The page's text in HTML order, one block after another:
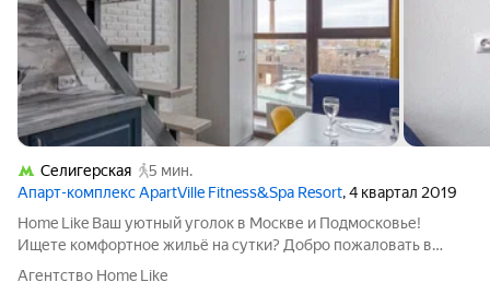
Селигерская
5 мин.
Апарт-комплекс ApartVille Fitness&Spa Resort, 4 квартал 2019
Home Like Ваш уютный уголок в Москве и Подмосковье!
Ищете комфортное жильё на сутки? Добро пожаловать в
Home Like ваш надёжный партнёр в мире посуточной аренды!
Агентство Home Like